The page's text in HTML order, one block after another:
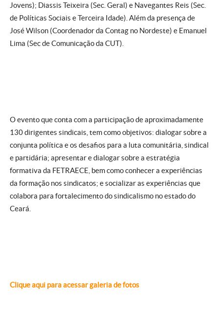
Jovens); Diassis Teixeira (Sec. Geral) e Navegantes Reis (Sec.
de Políticas Sociais e Terceira Idade). Além da presença de
José Wilson (Coordenador da Contag no Nordeste) e Emanuel
Lima (Sec de Comunicação da CUT).
O evento que conta com a participação de aproximadamente
130 dirigentes sindicais, tem como objetivos: dialogar sobre a
conjunta política e os desafios para a luta comunitária, sindical
e partidária; apresentar e dialogar sobre a estratégia
formativa da FETRAECE, bem como conhecer a experiências
da formação nos sindicatos; e socializar as experiências que
colabora para fortalecimento do sindicalismo no estado do
Ceará.
Clique aqui para acessar galeria de fotos